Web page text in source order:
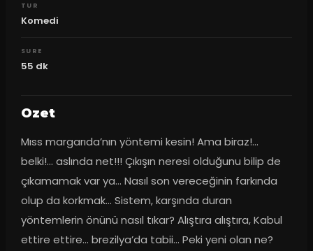
TUR
Komedi
SURE
55 dk
Ozet
Mıss margarıda’nın yöntemi kesin! Ama biraz!…
belki!… aslında net!!! Çıkışın neresi olduğunu bilip de
çıkamamak var ya… Nasıl son vereceğinin farkında
olup da korkmak… Sistem, karşında duran
yöntemlerin önünü nasıl tıkar? Alıştıra alıştıra, Kabul
ettire ettire… brezilya’da tabii… Peki yeni olan ne?